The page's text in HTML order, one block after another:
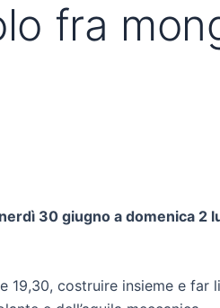
fra
30 giugno a domenica 2
costruire insieme e far